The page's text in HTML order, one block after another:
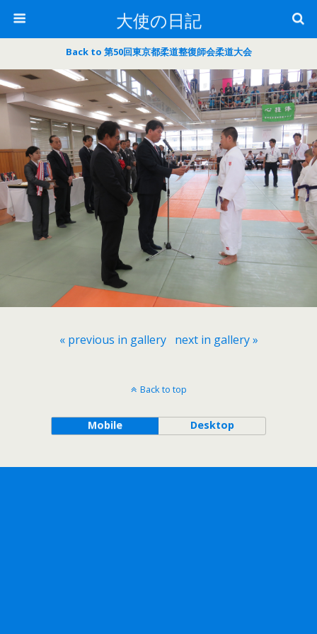
大使の日記
Back to 第50回東京都柔道整復師会柔道大会
« previous in gallery next in gallery »
Back to top
Mobile Desktop